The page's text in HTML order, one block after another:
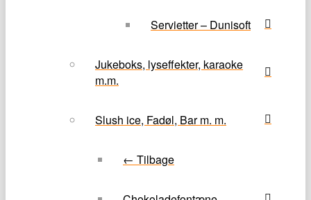
Servietter – Dunisoft
Jukeboks, lyseffekter, karaoke
m.m.
Slush ice, Fadøl, Bar m. m.
← Tilbage